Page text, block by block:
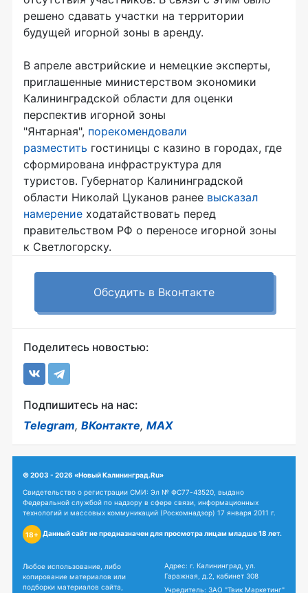
решено сдавать участки на территории
будущей игорной зоны в аренду.
В апреле австрийские и немецкие эксперты,
приглашенные министерством экономики
Калининградской области для оценки
перспектив игорной зоны
"Янтарная", порекомендовали
разместить гостиницы с казино в городах, где
сформирована инфраструктура для
туристов. Губернатор Калининградской
области Николай Цуканов ранее высказал
намерение ходатайствовать перед
правительством РФ о переносе игорной зоны
к Светлогорску.
Обсудить в Вконтакте
Поделитесь новостью:
Подпишитесь на нас:
Telegram, ВКонтакте, MAX
© 2003 - 2026 «Новый Калининград.Ru»
Свидетельство о регистрации СМИ: Эл № ФС77-43520, выдано
Федеральной службой по надзору в сфере связи, информационных
технологий и массовых коммуникаций (Роскомнадзор) 17 января 2011 г.
18+ Данный сайт не предназначен для просмотра лицам младше 18 лет.
Любое использование, либо
копирование материалов или
подборки материалов сайта,
Адрес: г. Калининград, ул.
Гаражная, д.2, кабинет 308
Учредитель: ЗАО "Твик Маркетинг"